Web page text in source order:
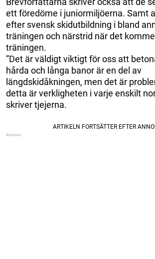
ett föredöme i juniormiljöerna. Samt
efter svensk skidutbildning i bland
träningen och närstrid när det
träningen.
”Det är väldigt viktigt för oss att
hårda och långa banor är en del av
längdskidåkningen, men det är
detta är verkligheten i varje enskilt
skriver tjejerna.